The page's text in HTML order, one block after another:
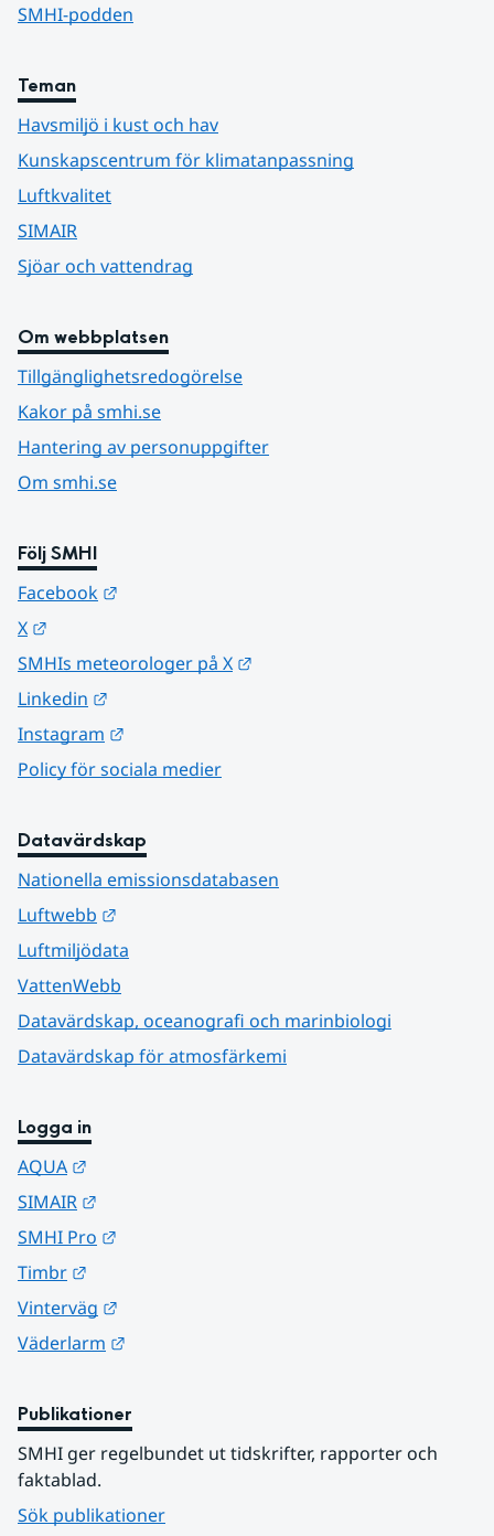
SMHI-podden
Teman
Havsmiljö i kust och hav
Kunskapscentrum för klimatanpassning
Luftkvalitet
SIMAIR
Sjöar och vattendrag
Om webbplatsen
Tillgänglighetsredogörelse
Kakor på smhi.se
Hantering av personuppgifter
Om smhi.se
Följ SMHI
Facebook
X
SMHIs meteorologer på X
Linkedin
Instagram
Policy för sociala medier
Datavärdskap
Nationella emissionsdatabasen
Luftwebb
Luftmiljödata
VattenWebb
Datavärdskap, oceanografi och marinbiologi
Datavärdskap för atmosfärkemi
Logga in
AQUA
SIMAIR
SMHI Pro
Timbr
Vinterväg
Väderlarm
Publikationer
SMHI ger regelbundet ut tidskrifter, rapporter och
faktablad.
Sök publikationer